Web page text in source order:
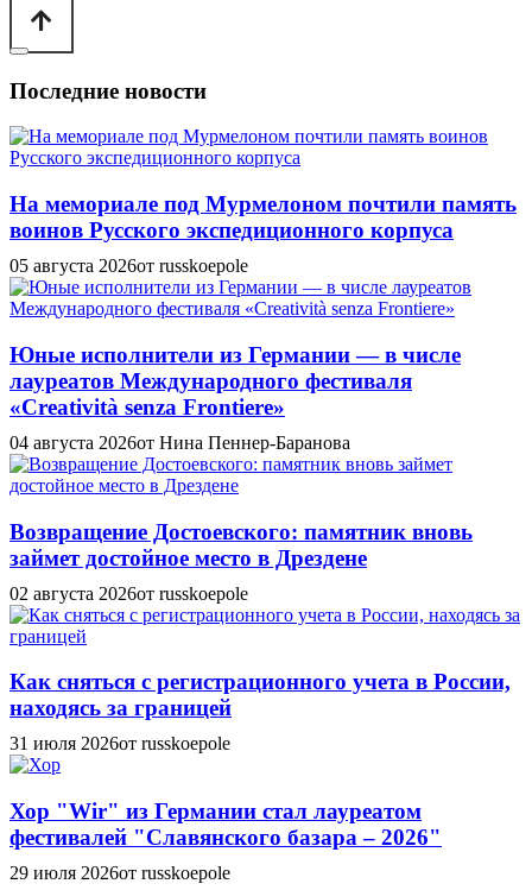
Последние новости
На мемориале под Мурмелоном почтили память
воинов Русского экспедиционного корпуса
05 августа 2026от russkoepole
Юные исполнители из Германии — в числе
лауреатов Международного фестиваля
«Creatività senza Frontiere»
04 августа 2026от Нина Пеннер-Баранова
Возвращение Достоевского: памятник вновь
займет достойное место в Дрездене
02 августа 2026от russkoepole
Как сняться с регистрационного учета в России,
находясь за границей
31 июля 2026от russkoepole
Хор "Wir" из Германии стал лауреатом
фестивалей "Славянского базара – 2026"
29 июля 2026от russkoepole